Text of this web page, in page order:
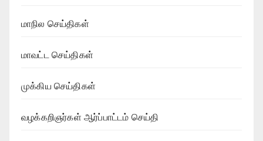
மாநில செய்திகள்
மாவட்ட செய்திகள்
முக்கிய செய்திகள்
வழக்கறிஞர்கள் ஆர்ப்பாட்டம் செய்தி